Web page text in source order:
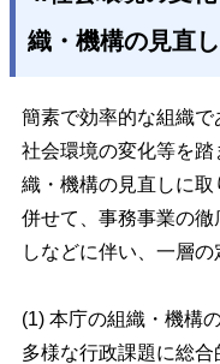
織・機構の見直し
簡素で効率的な組織で
社会環境の変化等を
織・機構の見直しに取
併せて、事務事業の
しなどに伴い、一層の
(1) 本庁の組織・機構
多様な行政課題に総